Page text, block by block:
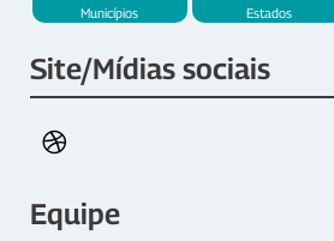
Municípios Estados
Site/Mídias sociais
Equipe